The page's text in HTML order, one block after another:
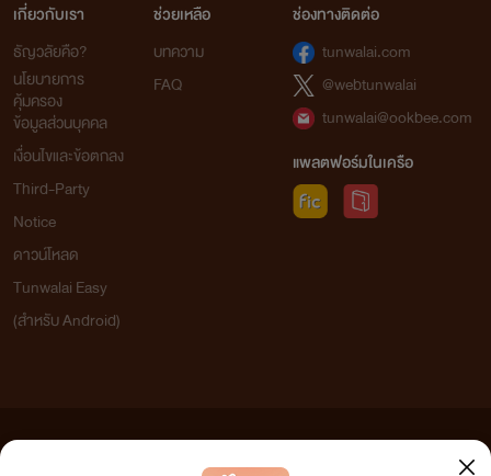
เกี่ยวกับเรา
ธัญวลัยคือ?
นโยบายการ
คุ้มครอง
ข้อมูลส่วนบุคคล
เงื่อนไขและข้อตกลง
Third-Party
Notice
ดาวน์โหลด
Tunwalai Easy
(สำหรับ Android)
ช่วยเหลือ
บทความ
FAQ
ช่องทางติดต่อ
tunwalai.com
@webtunwalai
tunwalai@ookbee.com
แพลตฟอร์มในเครือ